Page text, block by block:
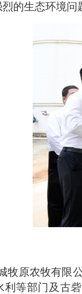
的生态环境问
牧原农牧有限
利等部门及古